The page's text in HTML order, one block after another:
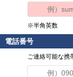
※半角英数
電話番号
ご連絡可能な携